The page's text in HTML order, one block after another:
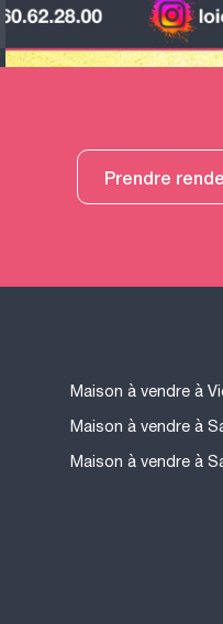
Prendre
Maison à vendre à
Maison à vendre à
Maison à vendre à